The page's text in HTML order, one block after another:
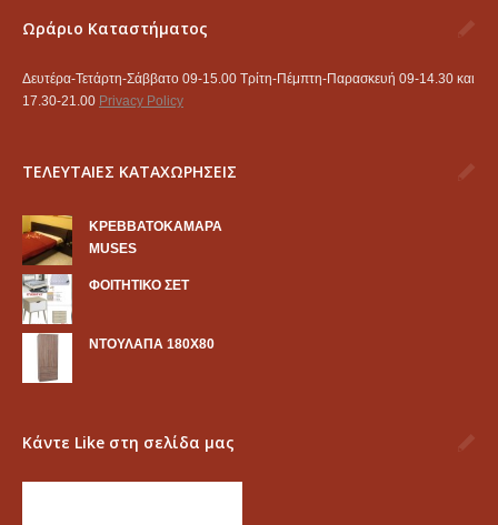
Ωράριο Καταστήματος
Δευτέρα-Τετάρτη-Σάββατο 09-15.00 Τρίτη-Πέμπτη-Παρασκευή 09-14.30 και
17.30-21.00 Privacy Policy
ΤΕΛΕΥΤΑΙΕΣ ΚΑΤΑΧΩΡΗΣΕΙΣ
KΡΕΒΒΑΤΟΚΑΜΑΡΑ
MUSES
ΦΟΙΤΗΤΙΚΟ ΣΕΤ
ΝΤΟΥΛΑΠΑ 180Χ80
Κάντε Like στη σελίδα μας